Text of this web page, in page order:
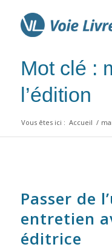
Mot clé :
l’édition
Vous êtes ici : Accueil /
Passer de
entretien
éditrice